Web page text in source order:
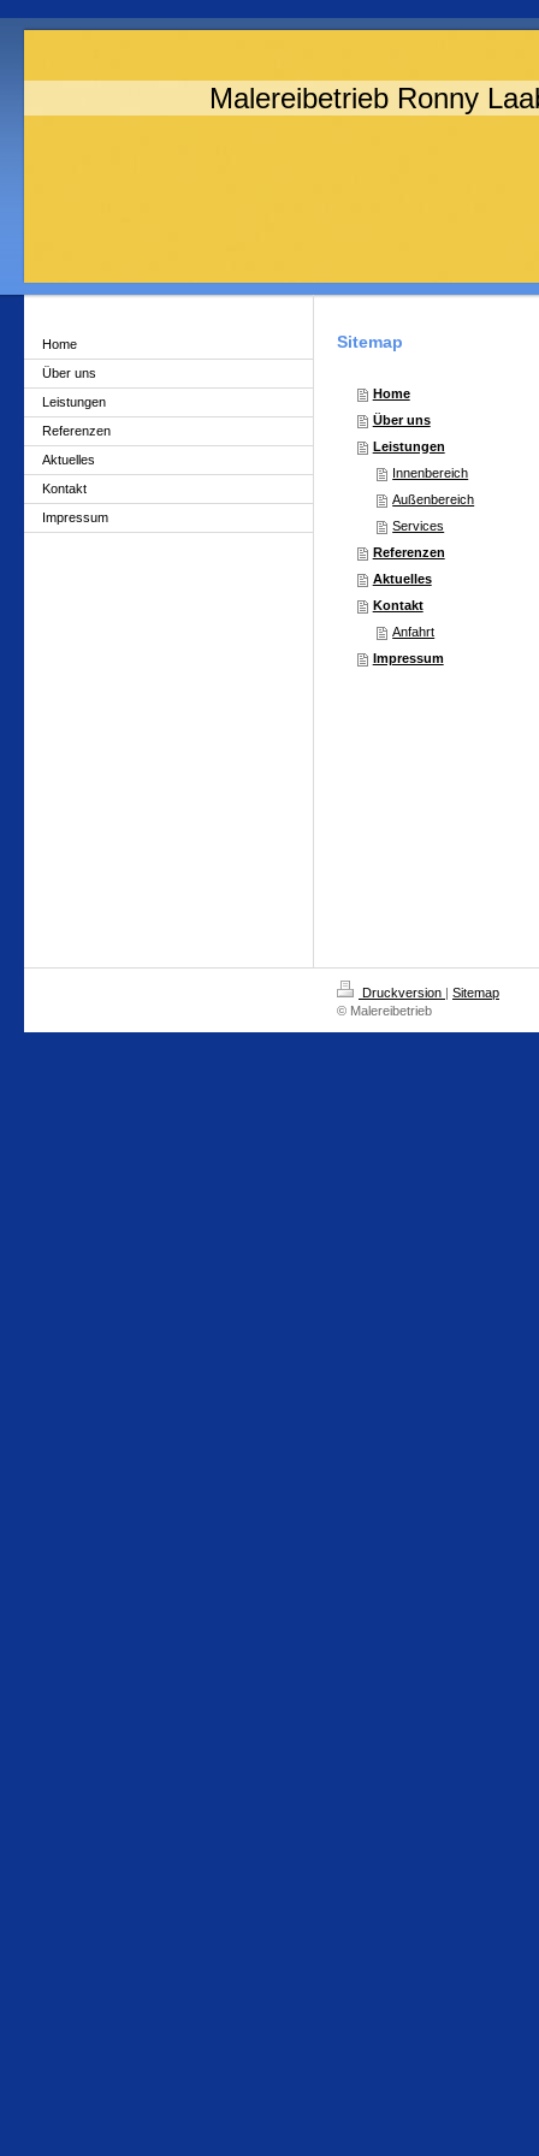
Malereibetrieb Ronny
Home
Über uns
Leistungen
Referenzen
Aktuelles
Kontakt
Impressum
Sitemap
Home
Über uns
Leistungen
Innenbereich
Außenbereich
Services
Referenzen
Aktuelles
Kontakt
Anfahrt
Impressum
Druckversion | Sitemap
© Malereibetrieb